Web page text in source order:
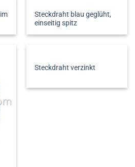
Steckdraht blau geglüht,
einseitig spitz
Steckdraht verzinkt